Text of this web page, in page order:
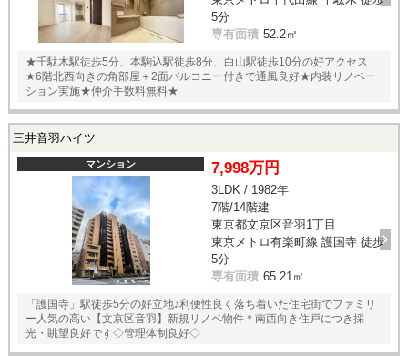
5分
専有面積 52.2㎡
★千駄木駅徒歩5分、本駒込駅徒歩8分、白山駅徒歩10分の好アクセス
★6階北西向きの角部屋＋2面バルコニー付きで通風良好★内装リノベー
ション実施★仲介手数料無料★
三井音羽ハイツ
マンション 7,998万円
3LDK / 1982年
7階/14階建
東京都文京区音羽1丁目
東京メトロ有楽町線 護国寺 徒歩
5分
専有面積 65.21㎡
「護国寺」駅徒歩5分の好立地♪利便性良く落ち着いた住宅街でファミリ
ー人気の高い【文京区音羽】新規リノベ物件＊南西向き住戸につき採
光・眺望良好です◇管理体制良好◇